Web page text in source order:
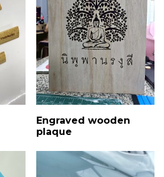
Engraved wooden
plaque